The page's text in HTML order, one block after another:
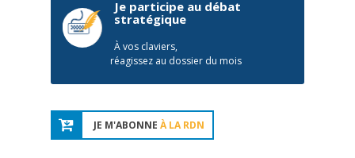
Je participe au débat
stratégique
À vos claviers,
réagissez au dossier du mois
JE M'ABONNE À LA RDN